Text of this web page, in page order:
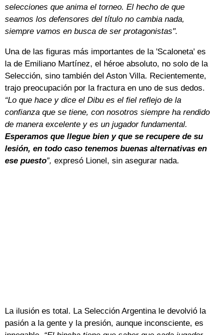
selecciones que anima el torneo. El hecho de que
seamos los defensores del título no cambia nada,
siempre vamos en busca de ser protagonistas".
Una de las figuras más importantes de la 'Scaloneta' es
la de Emiliano Martínez, el héroe absoluto, no solo de la
Selección, sino también del Aston Villa. Recientemente,
trajo preocupación por la fractura en uno de sus dedos.
“Lo que hace y dice el Dibu es el fiel reflejo de la
confianza que se tiene, con nosotros siempre ha rendido
de manera excelente y es un jugador fundamental.
Esperamos que llegue bien y que se recupere de su
lesión, en todo caso tenemos buenas alternativas en
ese puesto”, expresó Lionel, sin asegurar nada.
La ilusión es total. La Selección Argentina le devolvió la
pasión a la gente y la presión, aunque inconsciente, es